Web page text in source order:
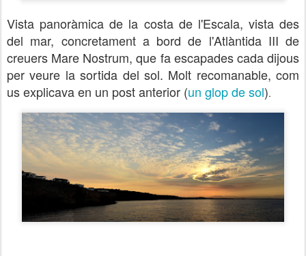
Vista panoràmica de la costa de l'Escala, vista des
del mar, concretament a bord de l'Atlàntida III de
creuers Mare Nostrum, que fa escapades cada dijous
per veure la sortida del sol. Molt recomanable, com
us explicava en un post anterior (un glop de sol).